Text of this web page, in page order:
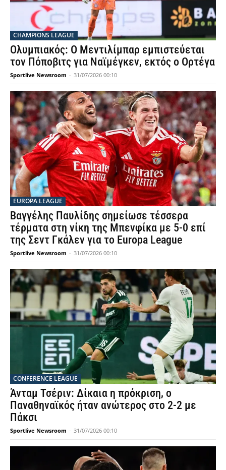
CHAMPIONS LEAGUE
Ολυμπιακός: Ο Μεντιλίμπαρ εμπιστεύεται
τον Πόποβιτς για Ναϊμέγκεν, εκτός ο Ορτέγα
Sportlive Newsroom - 31/07/2026 00:10
EUROPA LEAGUE
Βαγγέλης Παυλίδης σημείωσε τέσσερα
τέρματα στη νίκη της Μπενφίκα με 5-0 επί
της Σεντ Γκάλεν για το Europa League
Sportlive Newsroom - 31/07/2026 00:10
CONFERENCE LEAGUE
Άνταμ Τσέριν: Δίκαια η πρόκριση, ο
Παναθηναϊκός ήταν ανώτερος στο 2-2 με
Πάκσι
Sportlive Newsroom - 31/07/2026 00:10